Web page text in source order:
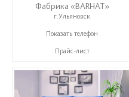
Фабрика «BARHAT»
г.Ульяновск
+7 (996) 219-29-77
Показать телефон
Прайс-лист